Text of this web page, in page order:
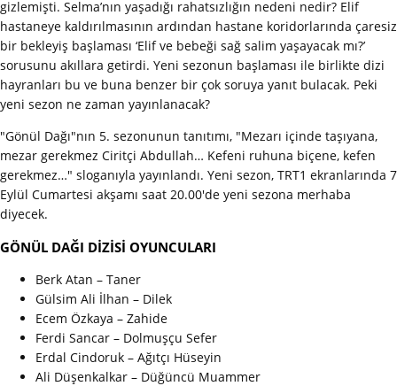
gizlemişti. Selma’nın yaşadığı rahatsızlığın nedeni nedir? Elif
hastaneye kaldırılmasının ardından hastane koridorlarında çaresiz
bir bekleyiş başlaması ‘Elif ve bebeği sağ salim yaşayacak mı?’
sorusunu akıllara getirdi. Yeni sezonun başlaması ile birlikte dizi
hayranları bu ve buna benzer bir çok soruya yanıt bulacak. Peki
yeni sezon ne zaman yayınlanacak?
"Gönül Dağı"nın 5. sezonunun tanıtımı, "Mezarı içinde taşıyana,
mezar gerekmez Ciritçi Abdullah… Kefeni ruhuna biçene, kefen
gerekmez…" sloganıyla yayınlandı. Yeni sezon, TRT1 ekranlarında 7
Eylül Cumartesi akşamı saat 20.00'de yeni sezona merhaba
diyecek.
GÖNÜL DAĞI DİZİSİ OYUNCULARI
Berk Atan – Taner
Gülsim Ali İlhan – Dilek
Ecem Özkaya – Zahide
Ferdi Sancar – Dolmuşçu Sefer
Erdal Cindoruk – Ağıtçı Hüseyin
Ali Düşenkalkar – Düğüncü Muammer